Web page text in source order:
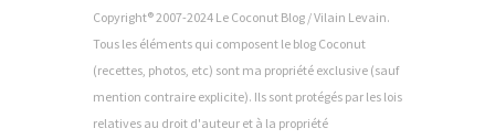
Copyright® 2007-2024 Le Coconut Blog / Vilain Levain.
Tous les éléments qui composent le blog Coconut
(recettes, photos, etc) sont ma propriété exclusive (sauf
mention contraire explicite). Ils sont protégés par les lois
relatives au droit d'auteur et à la propriété